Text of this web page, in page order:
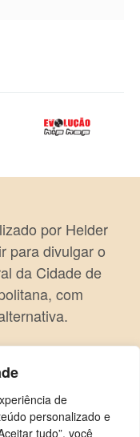
de
personalizado e
tudo”, você
por Helder
para divulgar o
da Cidade de
com